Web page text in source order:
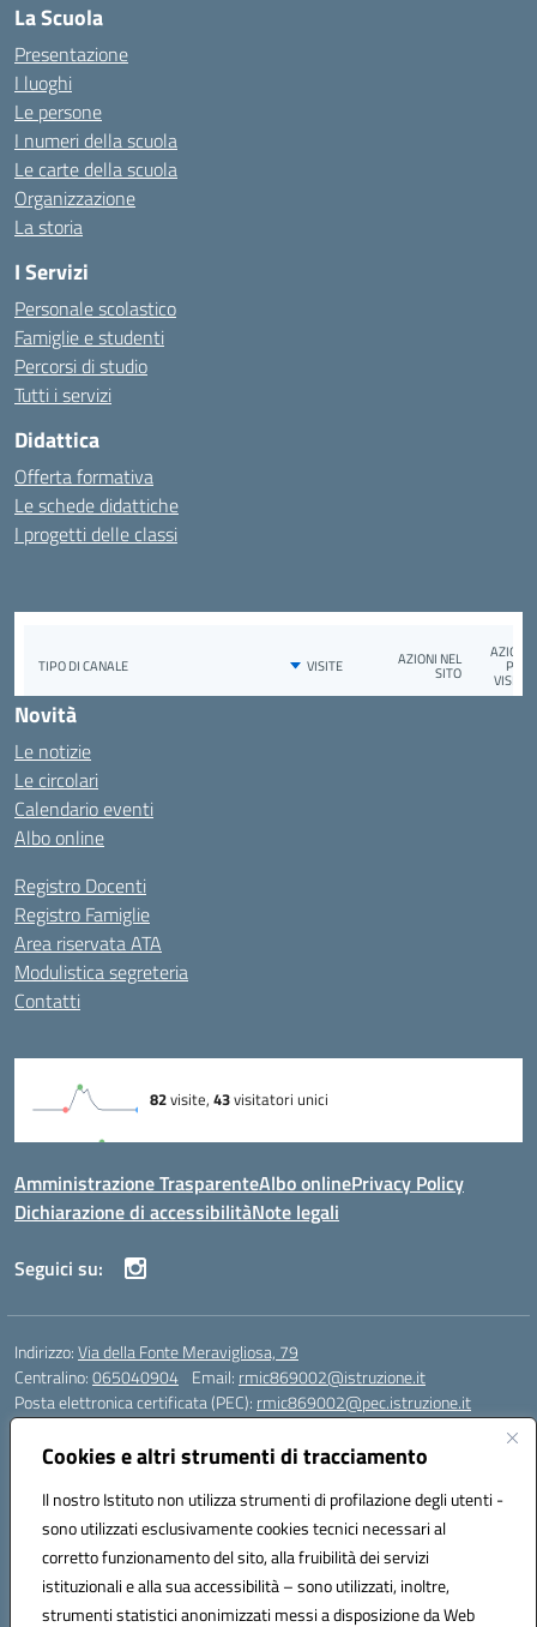
Cookies e altri strumenti di tracciamento
Il nostro Istituto non utilizza strumenti di profilazione degli utenti -
sono utilizzati esclusivamente cookies tecnici necessari al
corretto funzionamento del sito, alla fruibilità dei servizi
istituzionali e alla sua accessibilità – sono utilizzati, inoltre,
strumenti statistici anonimizzati messi a disposizione da Web
La Scuola
Presentazione
I luoghi
Le persone
I numeri della scuola
Le carte della scuola
Organizzazione
La storia
I Servizi
Personale scolastico
Famiglie e studenti
Percorsi di studio
Tutti i servizi
Didattica
Offerta formativa
Le schede didattiche
I progetti delle classi
Novità
Le notizie
Le circolari
Calendario eventi
Albo online
Registro Docenti
Registro Famiglie
Area riservata ATA
Modulistica segreteria
Contatti
Amministrazione TrasparenteAlbo onlinePrivacy Policy
Dichiarazione di accessibilitàNote legali
Seguici su:
Indirizzo:Via della Fonte Meravigliosa, 79
Centralino:065040904 Email: rmic869002@istruzione.it
Posta elettronica certificata (PEC): rmic869002@pec.istruzione.it
Codice fiscale: 97197090588
Codice meccanografico: RMIC869002
Codice Indice delle Pubbliche Amministrazioni (IPA): istsc_rmic869002
Codice unico di fatturazione (CUF): UFRHFP
Iban dell’Istituto comprensivo presso Banca Intesa San Paolo:
IT04 V030 6905 0201 0000 0046 393